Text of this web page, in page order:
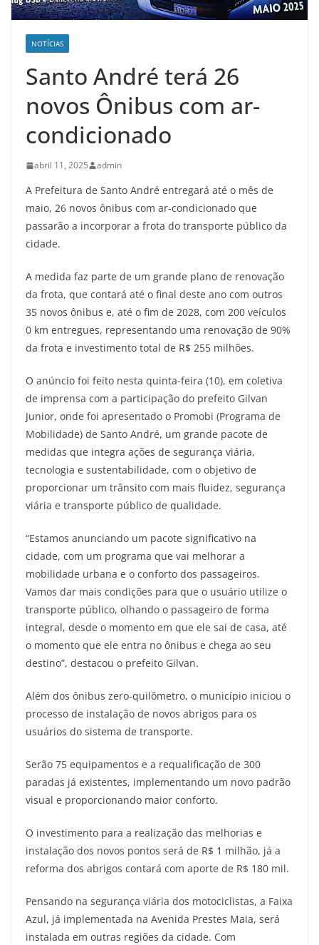
NOTÍCIAS
Santo André terá 26
novos Ônibus com ar-
condicionado
abril 11, 2025 admin
A Prefeitura de Santo André entregará até o mês de
maio, 26 novos ônibus com ar-condicionado que
passarão a incorporar a frota do transporte público da
cidade.
A medida faz parte de um grande plano de renovação
da frota, que contará até o final deste ano com outros
35 novos ônibus e, até o fim de 2028, com 200 veículos
0 km entregues, representando uma renovação de 90%
da frota e investimento total de R$ 255 milhões.
O anúncio foi feito nesta quinta-feira (10), em coletiva
de imprensa com a participação do prefeito Gilvan
Junior, onde foi apresentado o Promobi (Programa de
Mobilidade) de Santo André, um grande pacote de
medidas que integra ações de segurança viária,
tecnologia e sustentabilidade, com o objetivo de
proporcionar um trânsito com mais fluidez, segurança
viária e transporte público de qualidade.
“Estamos anunciando um pacote significativo na
cidade, com um programa que vai melhorar a
mobilidade urbana e o conforto dos passageiros.
Vamos dar mais condições para que o usuário utilize o
transporte público, olhando o passageiro de forma
integral, desde o momento em que ele sai de casa, até
o momento que ele entra no ônibus e chega ao seu
destino”, destacou o prefeito Gilvan.
Além dos ônibus zero-quilômetro, o município iniciou o
processo de instalação de novos abrigos para os
usuários do sistema de transporte.
Serão 75 equipamentos e a requalificação de 300
paradas já existentes, implementando um novo padrão
visual e proporcionando maior conforto.
O investimento para a realização das melhorias e
instalação dos novos pontos será de R$ 1 milhão, já a
reforma dos abrigos contará com aporte de R$ 180 mil.
Pensando na segurança viária dos motociclistas, a Faixa
Azul, já implementada na Avenida Prestes Maia, será
instalada em outras regiões da cidade. Com